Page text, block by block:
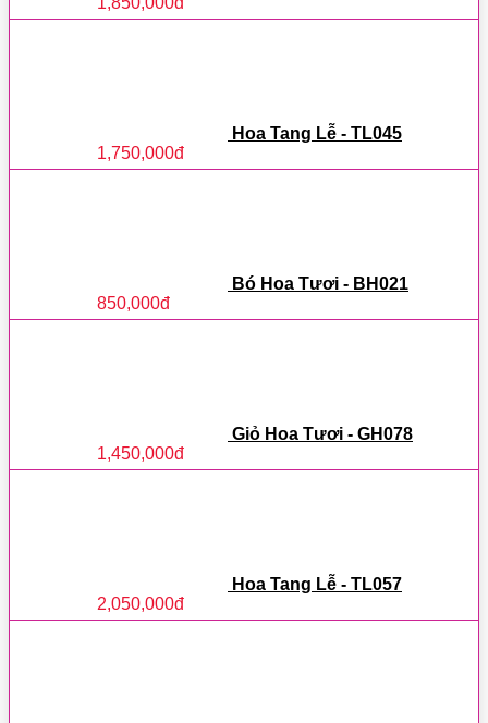
Hoa Tang Lễ - TL045
1,750,000đ
Bó Hoa Tươi - BH021
850,000đ
Giỏ Hoa Tươi - GH078
1,450,000đ
Hoa Tang Lễ - TL057
2,050,000đ